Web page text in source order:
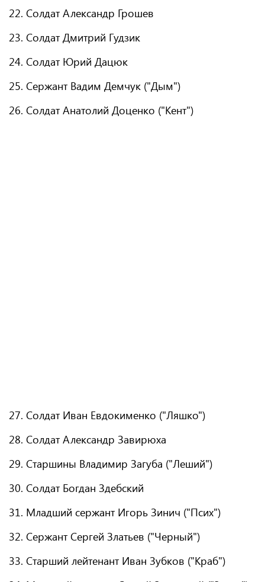
22. Солдат Александр Грошев
23. Солдат Дмитрий Гудзик
24. Солдат Юрий Дацюк
25. Сержант Вадим Демчук ("Дым")
26. Солдат Анатолий Доценко ("Кент")
27. Солдат Иван Евдокименко ("Ляшко")
28. Солдат Александр Завирюха
29. Старшины Владимир Загуба ("Леший")
30. Солдат Богдан Здебский
31. Младший сержант Игорь Зинич ("Псих")
32. Сержант Сергей Златьев ("Черный")
33. Старший лейтенант Иван Зубков ("Краб")